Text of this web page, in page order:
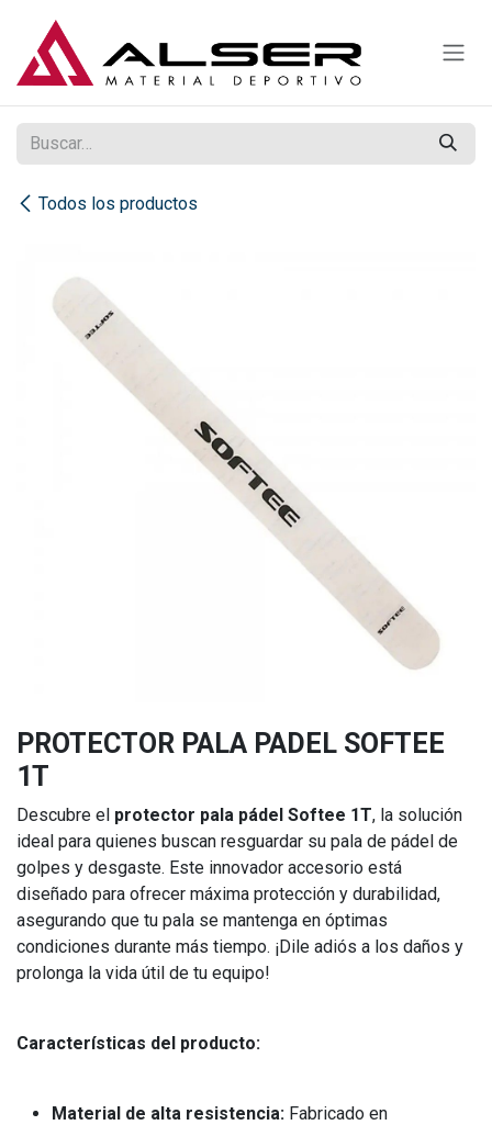
Todos los productos
PROTECTOR PALA PADEL SOFTEE
1T
Descubre el protector pala pádel Softee 1T, la solución
ideal para quienes buscan resguardar su pala de pádel de
golpes y desgaste. Este innovador accesorio está
diseñado para ofrecer máxima protección y durabilidad,
asegurando que tu pala se mantenga en óptimas
condiciones durante más tiempo. ¡Dile adiós a los daños y
prolonga la vida útil de tu equipo!
Características del producto:
Material de alta resistencia: Fabricado en